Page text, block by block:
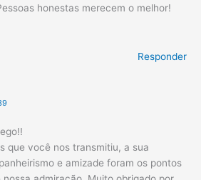
honestas merecem o melhor!
Responder
que você nos transmitiu, a sua
e amizade foram os pontos